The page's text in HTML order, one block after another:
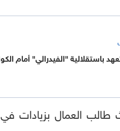
باستقلالية "الفيدرالي" أمام
طالب العمال بزيادات في